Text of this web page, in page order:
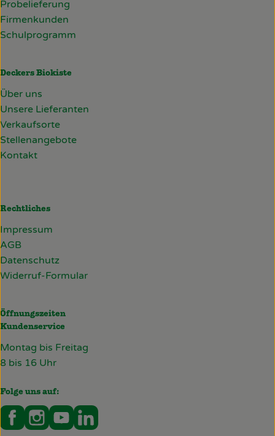
Probelieferung
Firmenkunden
Schulprogramm
Deckers Biokiste
Über uns
Unsere Lieferanten
Verkaufsorte
Stellenangebote
Kontakt
Rechtliches
Impressum
AGB
Datenschutz
Widerruf-Formular
Öffnungszeiten
Kundenservice
Montag bis Freitag
8 bis 16 Uhr
Folge uns auf:
Externer Link zu https://www.facebook.com/
Externer Link zu https://www.instagram.com/
Externer Link zu https://
Externer Link zu https://